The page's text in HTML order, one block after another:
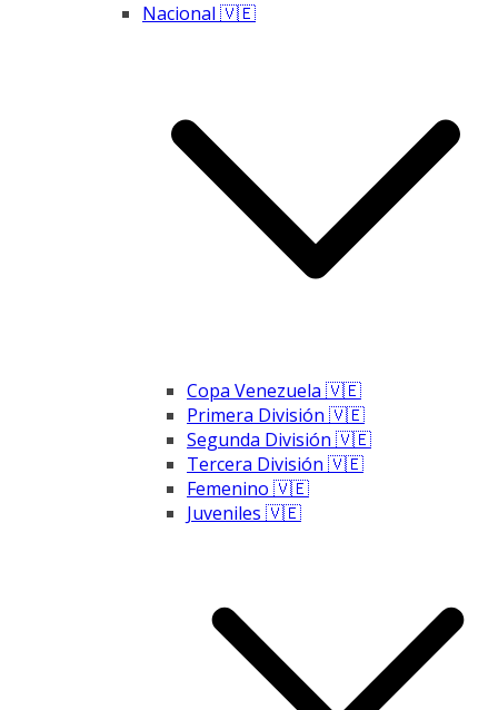
Nacional 🇻🇪
Copa Venezuela 🇻🇪
Primera División 🇻🇪
Segunda División 🇻🇪
Tercera División 🇻🇪
Femenino 🇻🇪
Juveniles 🇻🇪